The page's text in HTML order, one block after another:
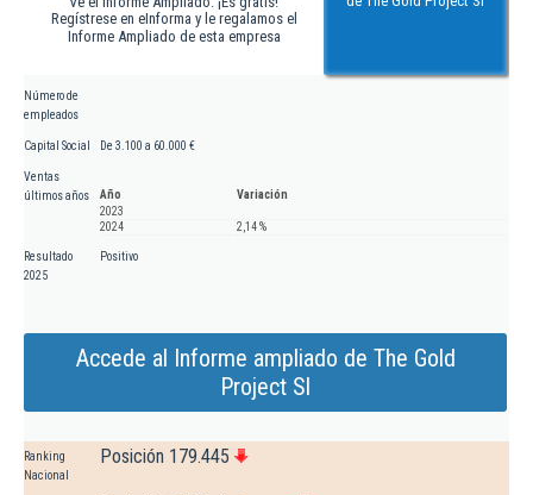
Regístrese en eInforma y le regalamos el
Informe Ampliado de esta empresa
Número de
empleados
Capital Social De 3.100 a 60.000 €
Ventas
últimos años
Año
Variación
2023
2024
2,14 %
Resultado
2025
Positivo
Accede al Informe ampliado de The Gold
Project Sl
Ranking
Nacional
Posición 179.445